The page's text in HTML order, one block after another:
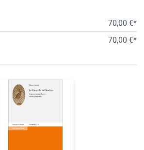
70,00 €*
70,00 €*